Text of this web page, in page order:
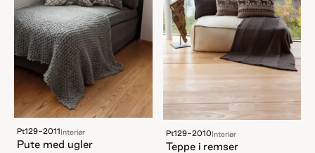
Pt129-2011Interiør
Pute med ugler
Pt129-2010Interiør
Teppe i remser